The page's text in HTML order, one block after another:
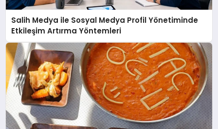
Salih Medya ile Sosyal Medya Profil Yönetiminde
Etkileşim Artırma Yöntemleri